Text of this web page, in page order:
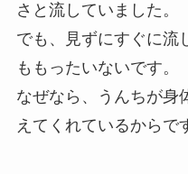
さと流していました。
でも、見ずにすぐに流
ももったいないです。
なぜなら、うんちが身
えてくれているからで